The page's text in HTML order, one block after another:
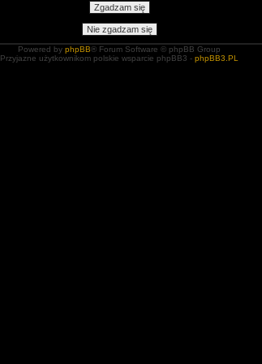
Powered by phpBB® Forum Software © phpBB Group
Przyjazne użytkownikom polskie wsparcie phpBB3 - phpBB3.PL